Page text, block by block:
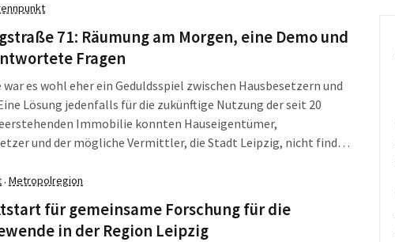
71: Räumung am Morgen, eine Demo und
Fragen
war es wohl eher ein Geduldsspiel zwischen Hausbesetzern und
Lösung jedenfalls für die zukünftige Nutzung der seit 20
Immobilie konnten Hauseigentümer,
und der mögliche Vermittler, die Stadt Leipzig, nicht finden.
Leipziger Osten. Ausgestanden ist die Sache damit jedoch nicht:
und der Eigentümer ist nicht mehr unbekannt.
· Metropolregion
für gemeinsame Forschung für die
in der Region Leipzig